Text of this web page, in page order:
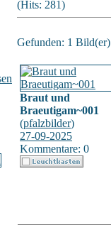
(Hits: 281)
Gefunden: 1
Braut und
Braeutigam~001
(pfalzbilder)
27-09-2025
Kommentare: 0